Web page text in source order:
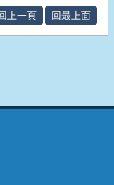
上一頁 回最上面